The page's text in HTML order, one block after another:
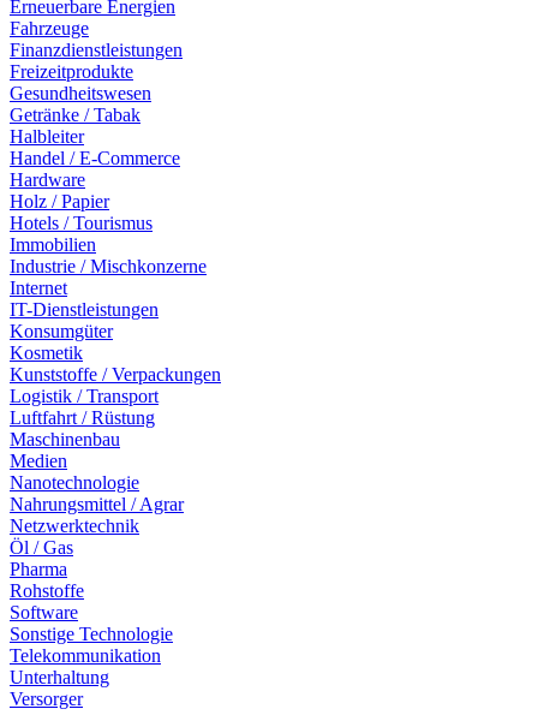
Erneuerbare Energien
Fahrzeuge
Finanzdienstleistungen
Freizeitprodukte
Gesundheitswesen
Getränke / Tabak
Halbleiter
Handel / E-Commerce
Hardware
Holz / Papier
Hotels / Tourismus
Immobilien
Industrie / Mischkonzerne
Internet
IT-Dienstleistungen
Konsumgüter
Kosmetik
Kunststoffe / Verpackungen
Logistik / Transport
Luftfahrt / Rüstung
Maschinenbau
Medien
Nanotechnologie
Nahrungsmittel / Agrar
Netzwerktechnik
Öl / Gas
Pharma
Rohstoffe
Software
Sonstige Technologie
Telekommunikation
Unterhaltung
Versorger